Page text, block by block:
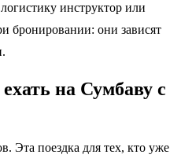
инструктор или
бронировании: они зависят
на Сумбаву с
Эта поездка для тех, кто уже